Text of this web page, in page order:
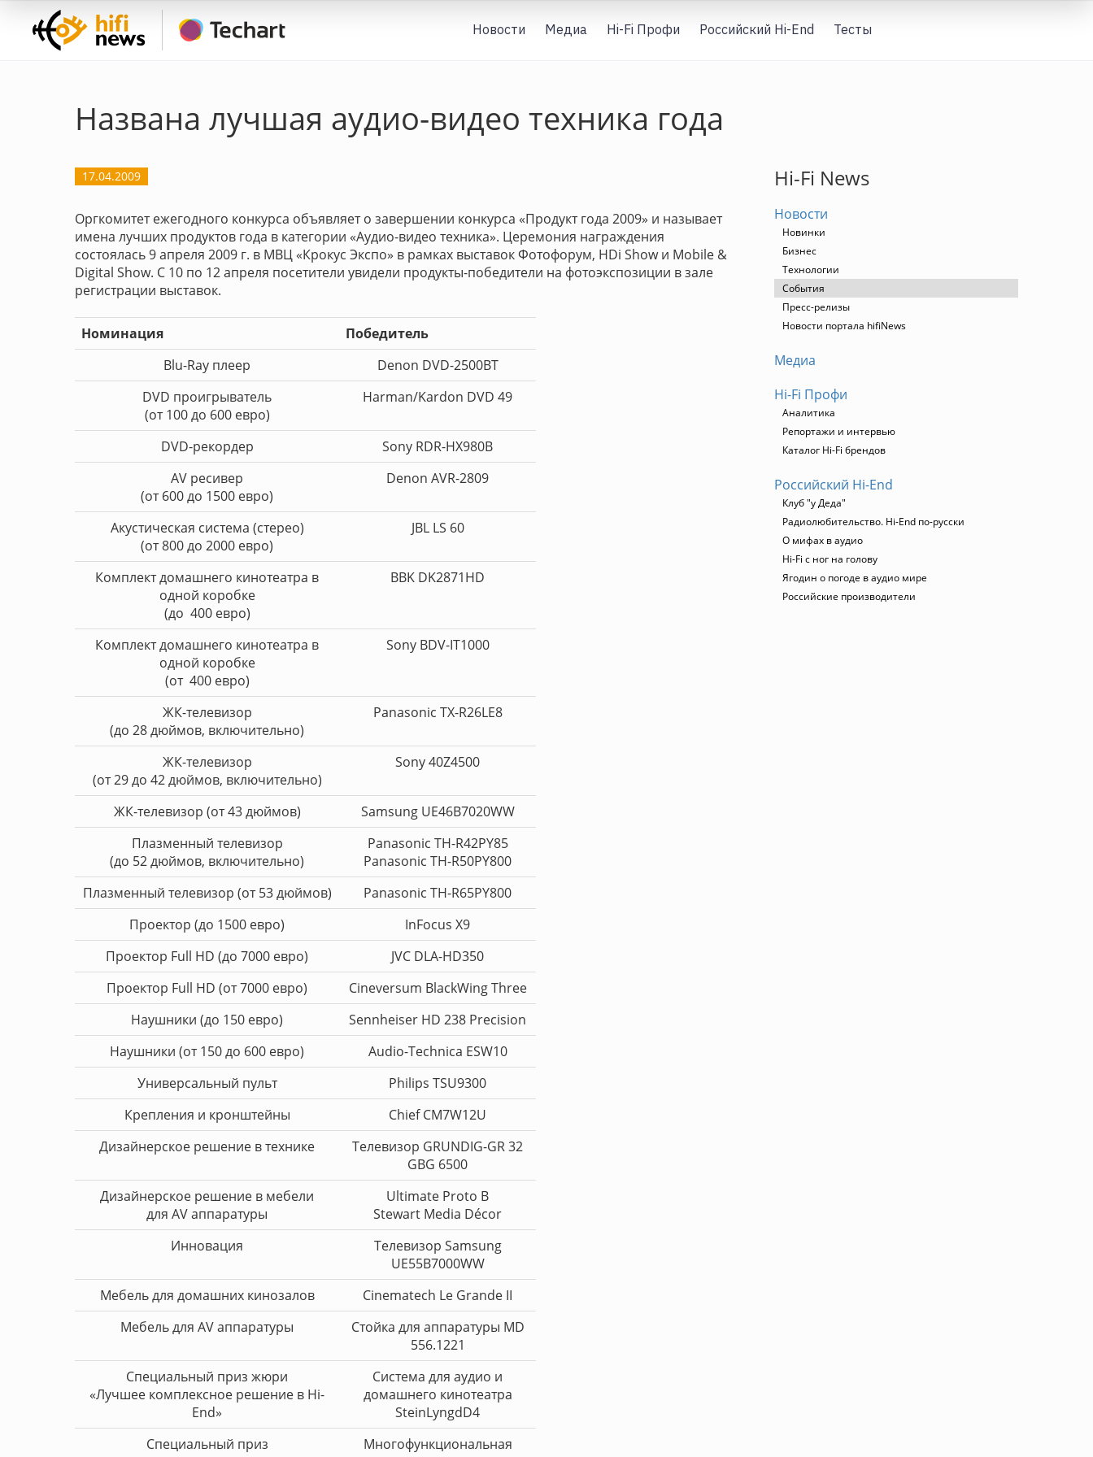
Новости Медиа Hi-Fi Профи Российский Hi-End Тесты
Названа лучшая аудио-видео техника года
17.04.2009
Оргкомитет ежегодного конкурса объявляет о завершении конкурса «Продукт года 2009» и называет
имена лучших продуктов года в категории «Аудио-видео техника». Церемония награждения
состоялась 9 апреля 2009 г. в МВЦ «Крокус Экспо» в рамках выставок Фотофорум, HDi Show и Mobile &
Digital Show. С 10 по 12 апреля посетители увидели продукты-победители на фотоэкспозиции в зале
регистрации выставок.
Номинация
Победитель
Blu-Ray плеер
Denon DVD-2500BT
DVD проигрыватель
(от 100 до 600 евро)
Harman/Kardon DVD 49
DVD-рекордер
Sony RDR-HX980B
AV ресивер
(от 600 до 1500 евро)
Denon AVR-2809
Акустическая система (стерео)
(от 800 до 2000 евро)
JBL LS 60
Комплект домашнего кинотеатра в
одной коробке
(до 400 евро)
BBK DK2871HD
Комплект домашнего кинотеатра в
одной коробке
(от 400 евро)
Sony BDV-IT1000
ЖК-телевизор
(до 28 дюймов, включительно)
Panasonic TX-R26LE8
ЖК-телевизор
(от 29 до 42 дюймов, включительно)
Sony 40Z4500
ЖК-телевизор (от 43 дюймов)
Samsung UE46B7020WW
Плазменный телевизор
(до 52 дюймов, включительно)
Panasonic TH-R42PY85
Panasonic TH-R50PY800
Плазменный телевизор (от 53 дюймов)
Panasonic TH-R65PY800
Проектор (до 1500 евро)
InFocus X9
Проектор Full HD (до 7000 евро)
JVC DLA-HD350
Проектор Full HD (от 7000 евро)
Cineversum BlackWing Three
Наушники (до 150 евро)
Sennheiser HD 238 Precision
Наушники (от 150 до 600 евро)
Audio-Technica ESW10
Универсальный пульт
Philips TSU9300
Крепления и кронштейны
Chief CM7W12U
Дизайнерское решение в технике
Телевизор GRUNDIG-GR 32
GBG 6500
Дизайнерское решение в мебели
для AV аппаратуры
Ultimate Proto B
Stewart Media Décor
Инновация
Телевизор Samsung
UE55B7000WW
Мебель для домашних кинозалов
Cinematech Le Grande II
Мебель для AV аппаратуры
Стойка для аппаратуры MD
556.1221
Специальный приз жюри
«Лучшее комплексное решение в Hi-
End»
Система для аудио и
домашнего кинотеатра
SteinLyngdD4
Специальный приз
Многофункциональная
Hi-Fi News
Новости
Новинки
Бизнес
Технологии
События
Пресс-релизы
Новости портала hifiNews
Медиа
Hi-Fi Профи
Аналитика
Репортажи и интервью
Каталог Hi-Fi брендов
Российский Hi-End
Клуб "у Деда"
Радиолюбительство. Hi-End по-русски
О мифах в аудио
Hi-Fi с ног на голову
Ягодин о погоде в аудио мире
Российские производители